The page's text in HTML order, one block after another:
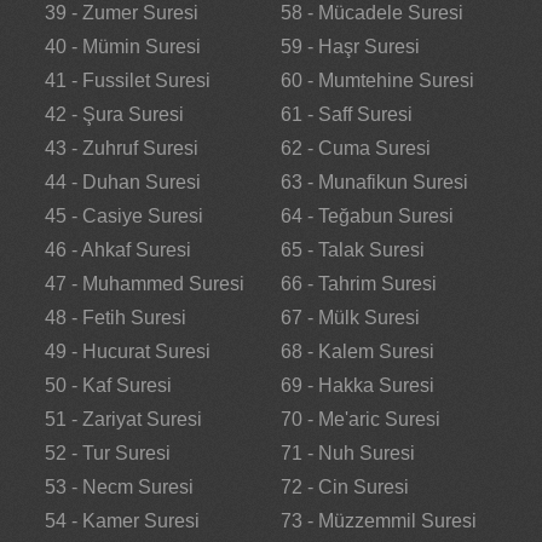
39 - Zumer Suresi
40 - Mümin Suresi
41 - Fussilet Suresi
42 - Şura Suresi
43 - Zuhruf Suresi
44 - Duhan Suresi
45 - Casiye Suresi
46 - Ahkaf Suresi
47 - Muhammed Suresi
48 - Fetih Suresi
49 - Hucurat Suresi
50 - Kaf Suresi
51 - Zariyat Suresi
52 - Tur Suresi
53 - Necm Suresi
54 - Kamer Suresi
58 - Mücadele Suresi
59 - Haşr Suresi
60 - Mumtehine Suresi
61 - Saff Suresi
62 - Cuma Suresi
63 - Munafikun Suresi
64 - Teğabun Suresi
65 - Talak Suresi
66 - Tahrim Suresi
67 - Mülk Suresi
68 - Kalem Suresi
69 - Hakka Suresi
70 - Me'aric Suresi
71 - Nuh Suresi
72 - Cin Suresi
73 - Müzzemmil Suresi